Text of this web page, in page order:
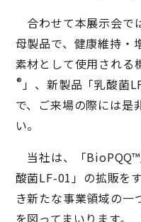
合わせて本展示会で
母製品で、健康維持・
素材として使用される
® 」、新製品「乳酸菌
で、ご来場の際には是
い。
当社は、「
酸菌LF-01」の拡販を
き新たな事業領域の一
を図ってまいります。